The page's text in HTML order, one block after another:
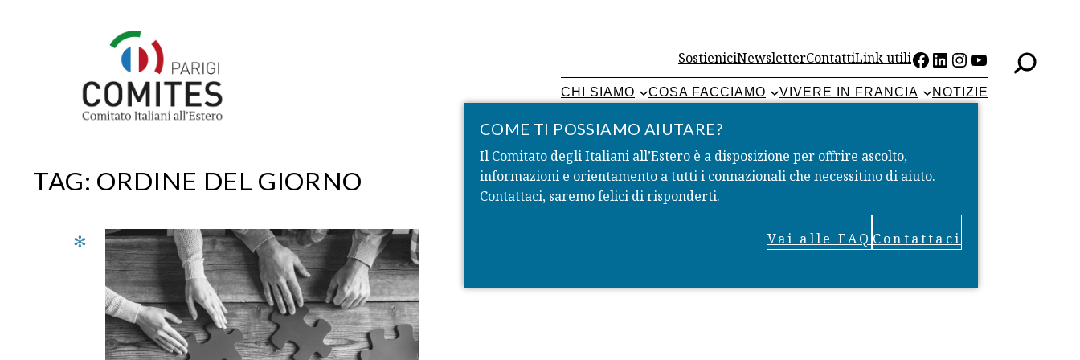
SostieniciNewsletterContattiLink utiliFacebook
LinkedIn
Instagram
YouTube
CHI SIAMO COSA FACCIAMO VIVERE IN FRANCIA NOTIZIE
COME TI POSSIAMO AIUTARE?
Il Comitato degli Italiani all’Estero è a disposizione per offrire ascolto,
informazioni e orientamento a tutti i connazionali che necessitino di aiuto.
Contattaci, saremo felici di risponderti.
Vai alle FAQ Contattaci
TAG: ORDINE DEL GIORNO